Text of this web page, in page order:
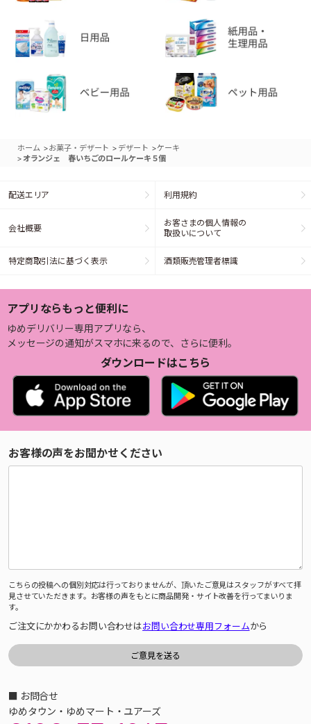
ホーム >お菓子・デザート > デザート >ケーキ
>オランジェ 春いちごのロールケーキ５個
配送エリア 利用規約
会社概要
お客さまの個人情報の
取扱いについて
特定商取引法に基づく表示 酒類販売管理者標識
アプリならもっと便利に
ゆめデリバリー専用アプリなら、
メッセージの通知がスマホに来るので、さらに便利。
ダウンロードはこちら
お客様の声をお聞かせください
こちらの投稿への個別対応は行っておりませんが、頂いたご意見はスタッフがすべて拝
見させていただきます。お客様の声をもとに商品開発・サイト改善を行ってまいりま
す。
ご注文にかかわるお問い合わせはお問い合わせ専用フォームから
■ お問合せ
ゆめタウン・ゆめマート・ユアーズ